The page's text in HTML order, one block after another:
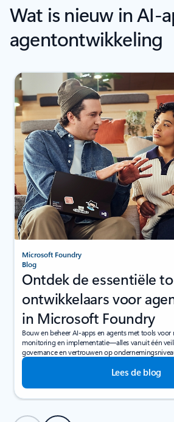
Wat is nieuw in AI-
agentontwikkeling
Dia 1 van 3 wordt weergeven
Microsoft Foundry
Blog
Ontdek de essentiële
ontwikkelaars voor
in Microsoft Foundry
Bouw en beheer AI-apps en agents met tools voor
monitoring en implementatie—alles vanuit één
governance en vertrouwen op
Lees de blog